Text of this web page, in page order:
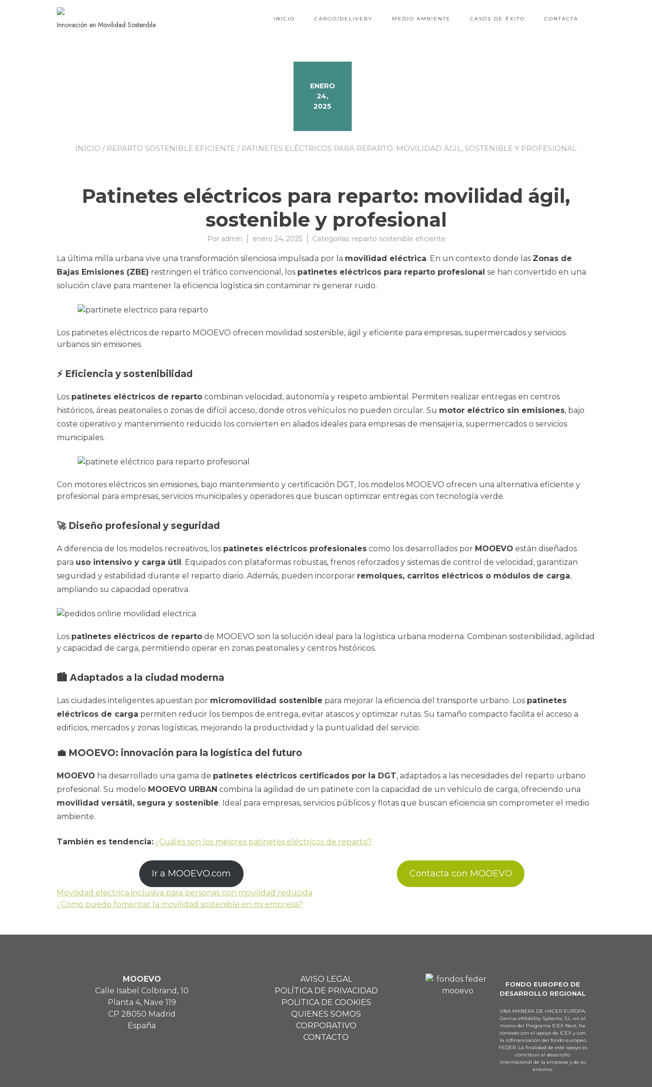
Innovación en Movilidad Sostenible
INICIO CARGO/DELIVERY MEDIO AMBIENTE CASOS DE ÉXITO CONTACTA
ENERO
24,
2025
INICIO / REPARTO SOSTENIBLE EFICIENTE / PATINETES ELÉCTRICOS PARA REPARTO: MOVILIDAD ÁGIL, SOSTENIBLE Y PROFESIONAL
Patinetes eléctricos para reparto: movilidad ágil,
sostenible y profesional
Por admin enero 24, 2025 Categorías: reparto sostenible eficiente
La última milla urbana vive una transformación silenciosa impulsada por la movilidad eléctrica. En un contexto donde las Zonas de
Bajas Emisiones (ZBE) restringen el tráfico convencional, los patinetes eléctricos para reparto profesional se han convertido en una
solución clave para mantener la eficiencia logística sin contaminar ni generar ruido.
Los patinetes eléctricos de reparto MOOEVO ofrecen movilidad sostenible, ágil y eficiente para empresas, supermercados y servicios
urbanos sin emisiones.
⚡ Eficiencia y sostenibilidad
Los patinetes eléctricos de reparto combinan velocidad, autonomía y respeto ambiental. Permiten realizar entregas en centros
históricos, áreas peatonales o zonas de difícil acceso, donde otros vehículos no pueden circular. Su motor eléctrico sin emisiones, bajo
coste operativo y mantenimiento reducido los convierten en aliados ideales para empresas de mensajería, supermercados o servicios
municipales.
Con motores eléctricos sin emisiones, bajo mantenimiento y certificación DGT, los modelos MOOEVO ofrecen una alternativa eficiente y
profesional para empresas, servicios municipales y operadores que buscan optimizar entregas con tecnología verde.
🚀 Diseño profesional y seguridad
A diferencia de los modelos recreativos, los patinetes eléctricos profesionales como los desarrollados por MOOEVO están diseñados
para uso intensivo y carga útil. Equipados con plataformas robustas, frenos reforzados y sistemas de control de velocidad, garantizan
seguridad y estabilidad durante el reparto diario. Además, pueden incorporar remolques, carritos eléctricos o módulos de carga,
ampliando su capacidad operativa.
Los patinetes eléctricos de reparto de MOOEVO son la solución ideal para la logística urbana moderna. Combinan sostenibilidad, agilidad
y capacidad de carga, permitiendo operar en zonas peatonales y centros históricos.
🏙️ Adaptados a la ciudad moderna
Las ciudades inteligentes apuestan por micromovilidad sostenible para mejorar la eficiencia del transporte urbano. Los patinetes
eléctricos de carga permiten reducir los tiempos de entrega, evitar atascos y optimizar rutas. Su tamaño compacto facilita el acceso a
edificios, mercados y zonas logísticas, mejorando la productividad y la puntualidad del servicio.
💼 MOOEVO: innovación para la logística del futuro
MOOEVO ha desarrollado una gama de patinetes eléctricos certificados por la DGT, adaptados a las necesidades del reparto urbano
profesional. Su modelo MOOEVO URBAN combina la agilidad de un patinete con la capacidad de un vehículo de carga, ofreciendo una
movilidad versátil, segura y sostenible. Ideal para empresas, servicios públicos y flotas que buscan eficiencia sin comprometer el medio
ambiente.
También es tendencia: ¿Cuáles son los mejores patinetes eléctricos de reparto?
Ir a MOOEVO.com Contacta con MOOEVO
Movilidad electrica inclusiva para personas con movilidad reducida
¿Cómo puedo fomentar la movilidad sostenible en mi empresa?
MOOEVO
Calle Isabel Colbrand, 10
Planta 4, Nave 119
CP 28050 Madrid
España
AVISO LEGAL
POLÍTICA DE PRIVACIDAD
POLITICA DE COOKIES
QUIENES SOMOS
CORPORATIVO
CONTACTO
FONDO EUROPEO DE
DESARROLLO REGIONAL
UNA MANERA DE HACER EUROPA.
Genius eMobility Systems, S.L. en el
marco del Programa ICEX Next, ha
contado con el apoyo de ICEX y con
la cofinanciación del fondo europeo
FEDER. La finalidad de este apoyo es
contribuir al desarrollo
internacional de la empresa y de su
entorno.